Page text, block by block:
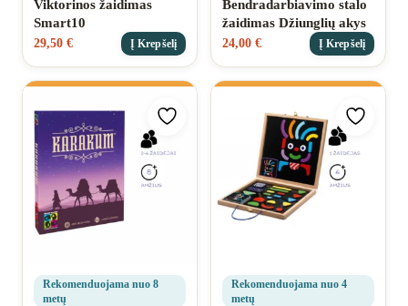
Viktorinos žaidimas
Smart10
29,50 € Į Krepšelį
Bendradarbiavimo stalo
žaidimas Džiunglių akys
24,00 € Į Krepšelį
Pridėti prie mėgstamiausių
Rekomenduojama nuo 8
metų
Pridėti
Rekomenduojama nuo 4
metų